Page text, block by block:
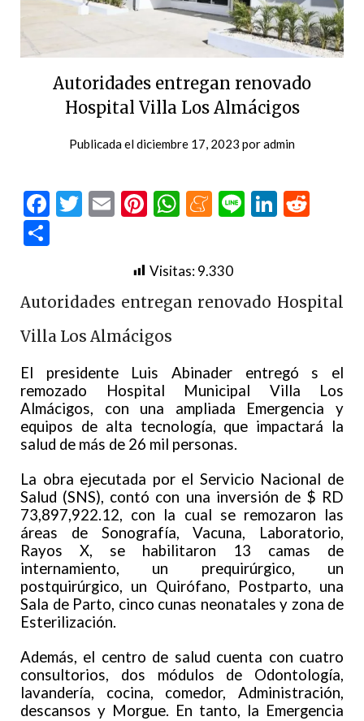
Autoridades entregan renovado
Hospital Villa Los Almácigos
Publicada eldiciembre 17, 2023 poradmin
Facebook
Twitter
EmailPinterest
WhatsApp
Meneame
Line
Visitas:9.330
Autoridades entregan renovado Hospital
Villa Los Almácigos
El presidente Luis Abinader entregó s el
remozado Hospital Municipal Villa Los
Almácigos, con una ampliada Emergencia y
equipos de alta tecnología, que impactará la
salud de más de 26 mil personas.
La obra ejecutada por el Servicio Nacional de
Salud (SNS), contó con una inversión de $ RD
73,897,922.12, con la cual se remozaron las
áreas de Sonografía, Vacuna, Laboratorio,
Rayos X, se habilitaron 13 camas de
internamiento, un prequirúrgico, un
postquirúrgico, un Quirófano, Postparto, una
Sala de Parto, cinco cunas neonatales y zona de
Esterilización.
Además, el centro de salud cuenta con cuatro
consultorios, dos módulos de Odontología,
lavandería, cocina, comedor, Administración,
descansos y Morgue. En tanto, la Emergencia